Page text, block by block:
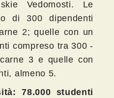
Vedomosti. Le
di 300 dipendenti
2; quelle con un
compreso tra 300 -
3 e quelle con
almeno 5.
78.000 studenti